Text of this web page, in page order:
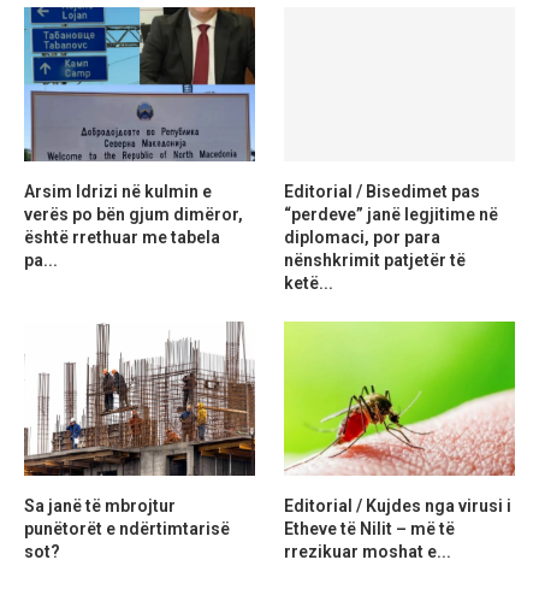
Arsim Idrizi në kulmin e
verës po bën gjum dimëror,
është rrethuar me tabela
pa...
Editorial / Bisedimet pas
“perdeve” janë legjitime në
diplomaci, por para
nënshkrimit patjetër të
ketë...
Sa janë të mbrojtur
punëtorët e ndërtimtarisë
sot?
Editorial / Kujdes nga virusi i
Etheve të Nilit – më të
rrezikuar moshat e...